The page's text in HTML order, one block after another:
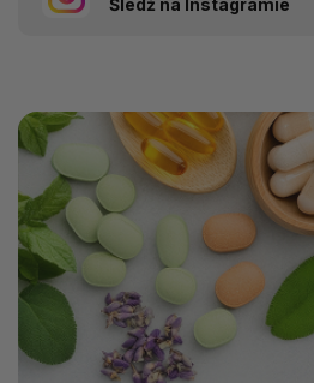
Śledź na Instagramie